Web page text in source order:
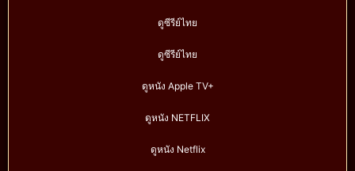
ดูซีรีย์ไทย
ดูซีรีย์ไทย
ดูหนัง Apple TV+
ดูหนัง NETFLIX
ดูหนัง Netflix